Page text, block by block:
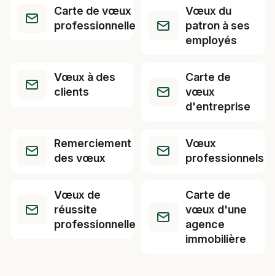
Carte de vœux
professionnelle
Vœux du
patron à ses
employés
Vœux à des
clients
Carte de
vœux
d'entreprise
Remerciement
des vœux
Vœux
professionnels
Vœux de
réussite
professionnelle
Carte de
vœux d'une
agence
immobilière